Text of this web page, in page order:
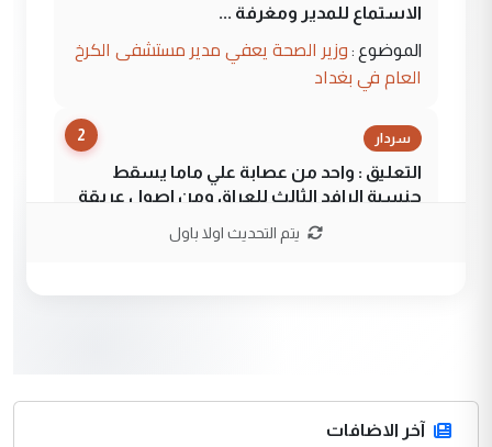
الاستماع للمدير ومغرفة ...
الموضوع : وزير الصحة يعفي مدير مستشفى الكرخ
العام في بغداد
2 سردار
التعليق : واحد من عصابة علي ماما يسقط
جنسية الرافد الثالث للعراق ومن اصول عريقة
جنسية الرافد الثالث للعراق ومن اصول عريقة
ابا فرات ...
يتم التحديث اولا باول
آخر الاضافات